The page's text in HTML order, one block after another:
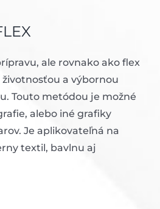
ale rovnako ako flex
a výbornou
Touto metódou je možné
alebo iné grafiky
Je aplikovateľná na
textil, bavlnu aj